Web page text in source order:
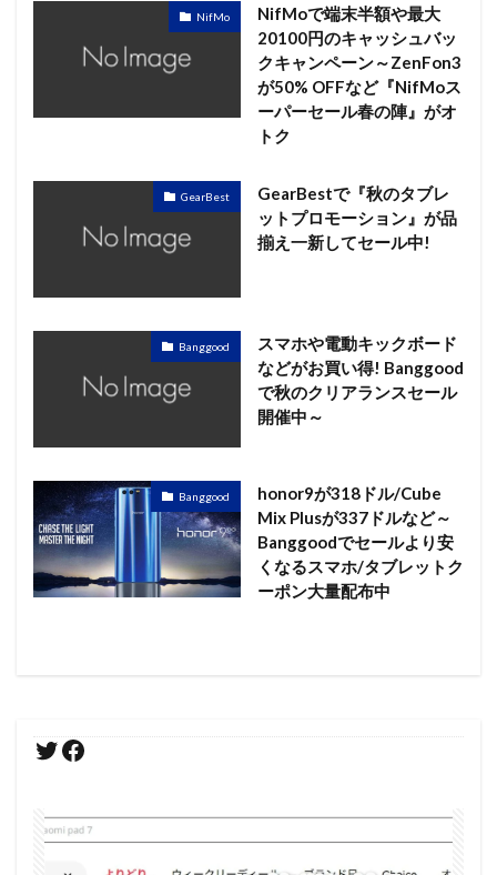
NifMo
NifMoで端末半額や最大
20100円のキャッシュバッ
クキャンペーン～ZenFon3
が50% OFFなど『NifMoス
ーパーセール春の陣』がオ
トク
GearBest
GearBestで『秋のタブレ
ットプロモーション』が品
揃え一新してセール中!
Banggood
スマホや電動キックボード
などがお買い得! Banggood
で秋のクリアランスセール
開催中～
Banggood
honor9が318ドル/Cube
Mix Plusが337ドルなど～
Banggoodでセールより安
くなるスマホ/タブレットク
ーポン大量配布中